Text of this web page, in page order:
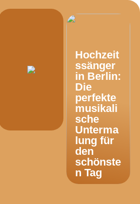
Hochzeit
ssänger
in Berlin:
Die
perfekte
musikali
sche
Unterma
lung für
den
schönste
n Tag